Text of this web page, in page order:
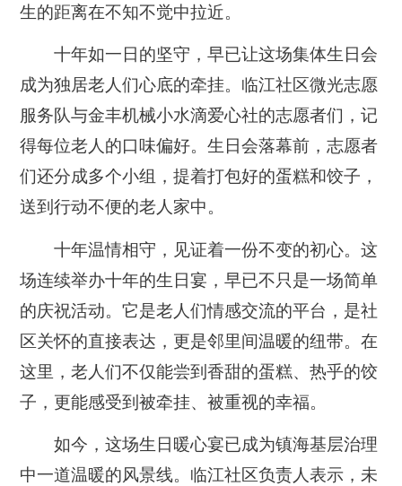
生的距离在不知不觉中拉近。
十年如一日的坚守，早已让这场集体生日会
成为独居老人们心底的牵挂。临江社区微光志愿
服务队与金丰机械小水滴爱心社的志愿者们，记
得每位老人的口味偏好。生日会落幕前，志愿者
们还分成多个小组，提着打包好的蛋糕和饺子，
送到行动不便的老人家中。
十年温情相守，见证着一份不变的初心。这
场连续举办十年的生日宴，早已不只是一场简单
的庆祝活动。它是老人们情感交流的平台，是社
区关怀的直接表达，更是邻里间温暖的纽带。在
这里，老人们不仅能尝到香甜的蛋糕、热乎的饺
子，更能感受到被牵挂、被重视的幸福。
如今，这场生日暖心宴已成为镇海基层治理
中一道温暖的风景线。临江社区负责人表示，未